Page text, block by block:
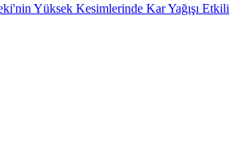
Yüksek Kesimlerinde Kar Yağışı Etkili